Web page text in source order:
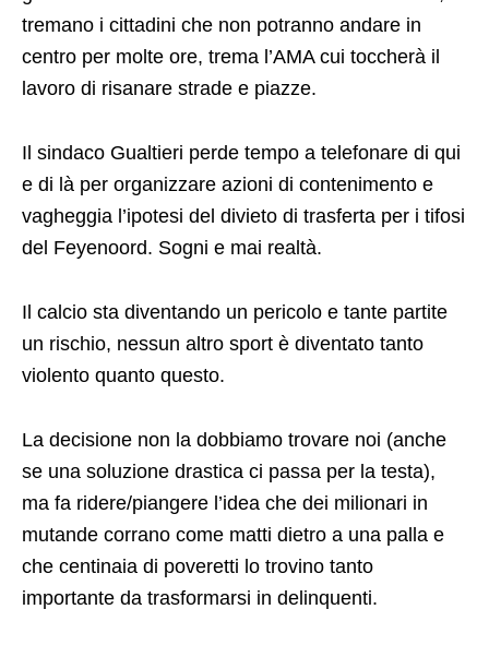
d’ordine.
Qui in Città già si trema: tremano commercianti e
grande ostacolo all’inizio del vero boom turistico,
tremano i cittadini che non potranno andare in
centro per molte ore, trema l’AMA cui toccherà il
lavoro di risanare strade e piazze.
Il sindaco Gualtieri perde tempo a telefonare di qui
e di là per organizzare azioni di contenimento e
vagheggia l’ipotesi del divieto di trasferta per i tifosi
Il calcio sta diventando un pericolo e tante partite
un rischio, nessun altro sport è diventato tanto
violento quanto questo.
La decisione non la dobbiamo trovare noi (anche